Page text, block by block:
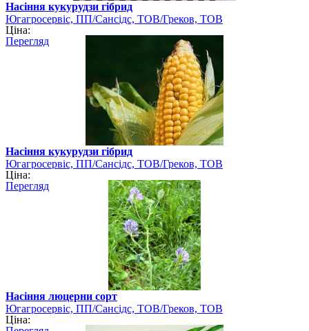
Насіння кукурудзи гібрид
Югагросервіс, ПП/Сансідс, ТОВ/Греков, ТОВ
Ціна:
Перегляд
Насіння кукурудзи гібрид
Югагросервіс, ПП/Сансідс, ТОВ/Греков, ТОВ
Ціна:
Перегляд
Насіння люцерни сорт
Югагросервіс, ПП/Сансідс, ТОВ/Греков, ТОВ
Ціна: